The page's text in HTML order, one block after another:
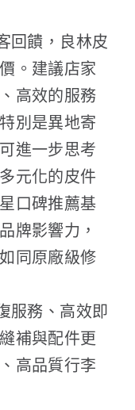
回饋，良林皮
。建議店家
高效的服務
別是異地寄
進一步思考
元化的皮件
口碑推薦基
牌影響力，
同原廠級修
服務、高效即
補與配件更
高品質行李